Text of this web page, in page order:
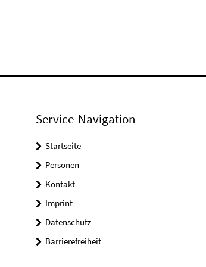
Service-Navigation
Startseite
Personen
Kontakt
Imprint
Datenschutz
Barrierefreiheit